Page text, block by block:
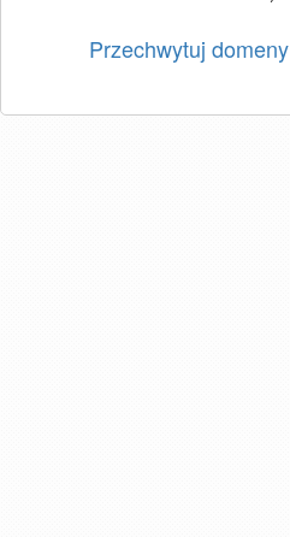
Przechwytuj domeny